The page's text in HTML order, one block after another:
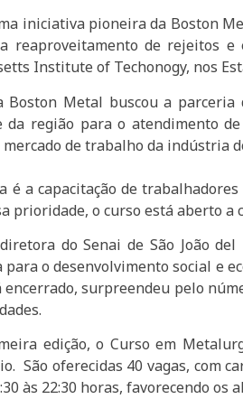
iniciativa pioneira da Boston
reaproveitamento de rejeitos e
Institute of Techonogy, nos
Boston Metal buscou a
da região para o atendimento
de trabalho da indústria
é a capacitação de
prioridade, o curso está aberto a
do Senai de São João
o desenvolvimento social e
surpreendeu pelo
edição, o Curso em
São oferecidas 40 vagas, com
às 22:30 horas, favorecendo